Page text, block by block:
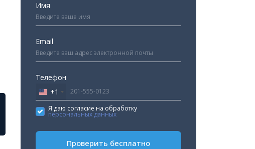
Имя
Email
Телефон
United
States
+1
+1
Я даю согласие на обработку
персональных данных
Проверить бесплатно